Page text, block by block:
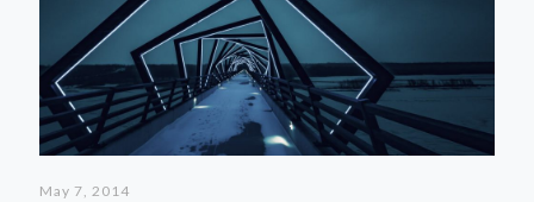
May 7, 2014